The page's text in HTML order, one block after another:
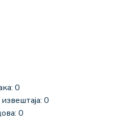
0
0
0